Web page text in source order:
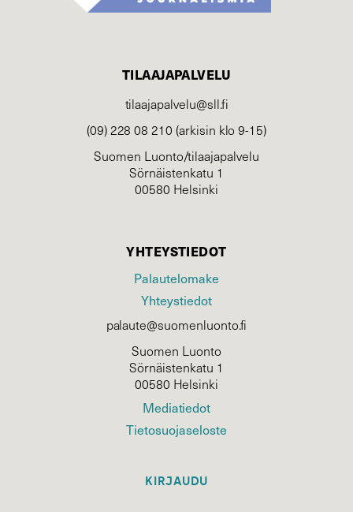
TILAAJAPALVELU
tilaajapalvelu@sll.fi
(09) 228 08 210 (arkisin klo 9-15)
Suomen Luonto/tilaajapalvelu
Sörnäistenkatu 1
00580 Helsinki
YHTEYSTIEDOT
Palautelomake
Yhteystiedot
palaute@suomenluonto.fi
Suomen Luonto
Sörnäistenkatu 1
00580 Helsinki
Mediatiedot
Tietosuojaseloste
KIRJAUDU